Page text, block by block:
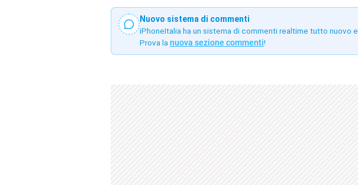
Nuovo sistema di commenti
iPhoneItalia ha un sistema di commenti realtime tutto nuovo
Prova la nuova sezione commenti!